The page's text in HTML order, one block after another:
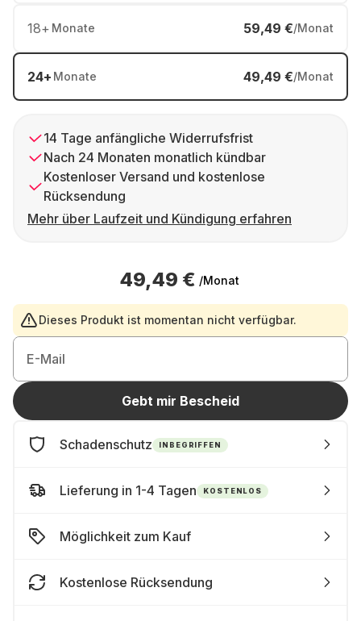
18+ Monate 59,49 €/Monat
24+ Monate 49,49 €/Monat
14 Tage anfängliche Widerrufsfrist
Nach 24 Monaten monatlich kündbar
Kostenloser Versand und kostenlose
Rücksendung
Mehr über Laufzeit und Kündigung erfahren
49,49 € /Monat
Dieses Produkt ist momentan nicht verfügbar.
E-Mail
Gebt mir Bescheid
Schadenschutz INBEGRIFFEN
Lieferung in 1-4 Tagen KOSTENLOS
Möglichkeit zum Kauf
Kostenlose Rücksendung